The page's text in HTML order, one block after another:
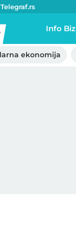
Telegraf.rs
Info Biz
ekonomija